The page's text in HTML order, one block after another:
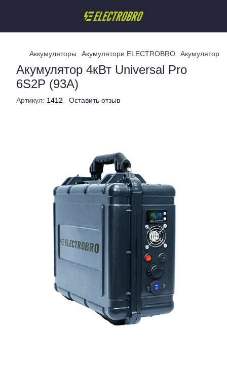
Аккумуляторы Акумулятори ELECTROBRO Акумулятор
Акумулятор 4кВт Universal Pro
6S2P (93А)
Артикул: 1412 Оставить отзыв